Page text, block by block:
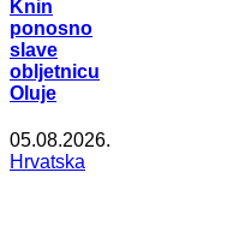
Knin
ponosno
slave
obljetnicu
Oluje
05.08.2026.
Hrvatska